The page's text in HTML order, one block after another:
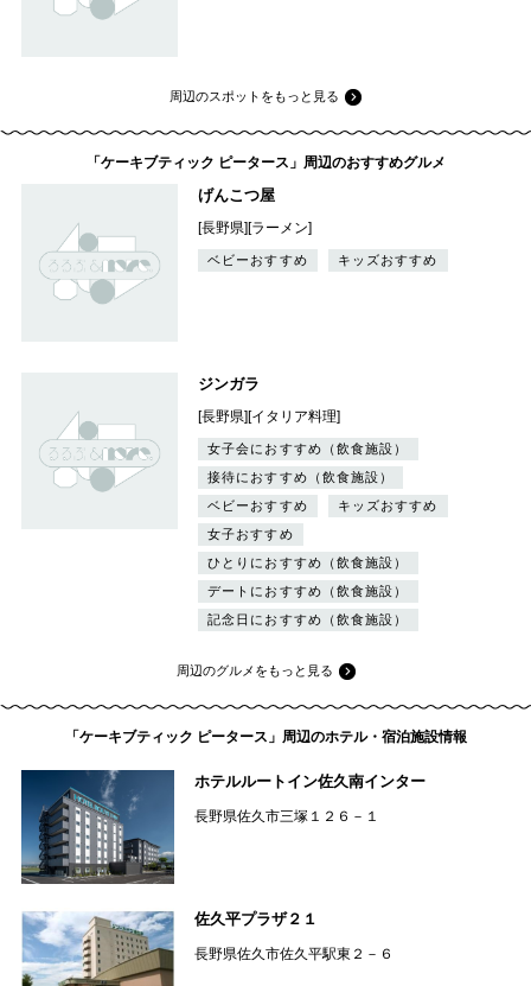
周辺のスポットをもっと見る
「ケーキブティック ピータース」周辺のおすすめグルメ
げんこつ屋
[長野県][ラーメン]
ベビーおすすめ キッズおすすめ
ジンガラ
[長野県][イタリア料理]
女子会におすすめ（飲食施設）
接待におすすめ（飲食施設）
ベビーおすすめ
キッズおすすめ
女子おすすめ
ひとりにおすすめ（飲食施設）
デートにおすすめ（飲食施設）
記念日におすすめ（飲食施設）
周辺のグルメをもっと見る
「ケーキブティック ピータース」周辺のホテル・宿泊施設情報
ホテルルートイン佐久南インター
長野県佐久市三塚１２６－１
佐久平プラザ２１
長野県佐久市佐久平駅東２－６